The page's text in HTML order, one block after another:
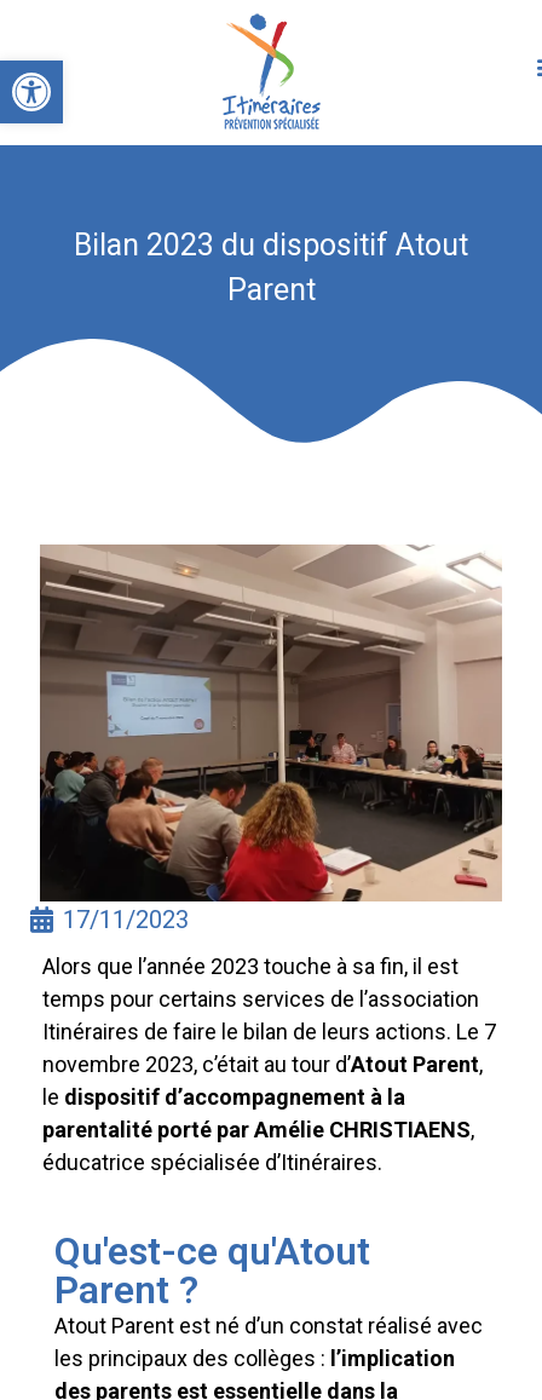
Ouvrir la barre d’outils
Bilan 2023 du dispositif Atout
Parent
17/11/2023
Alors que l’année 2023 touche à sa fin, il est
temps pour certains services de l’association
Itinéraires de faire le bilan de leurs actions. Le 7
novembre 2023, c’était au tour d’Atout Parent,
le dispositif d’accompagnement à la
parentalité porté par Amélie CHRISTIAENS,
éducatrice spécialisée d’Itinéraires.
Qu'est-ce qu'Atout
Parent ?
Atout Parent est né d’un constat réalisé avec
les principaux des collèges : l’implication
des parents est essentielle dans la